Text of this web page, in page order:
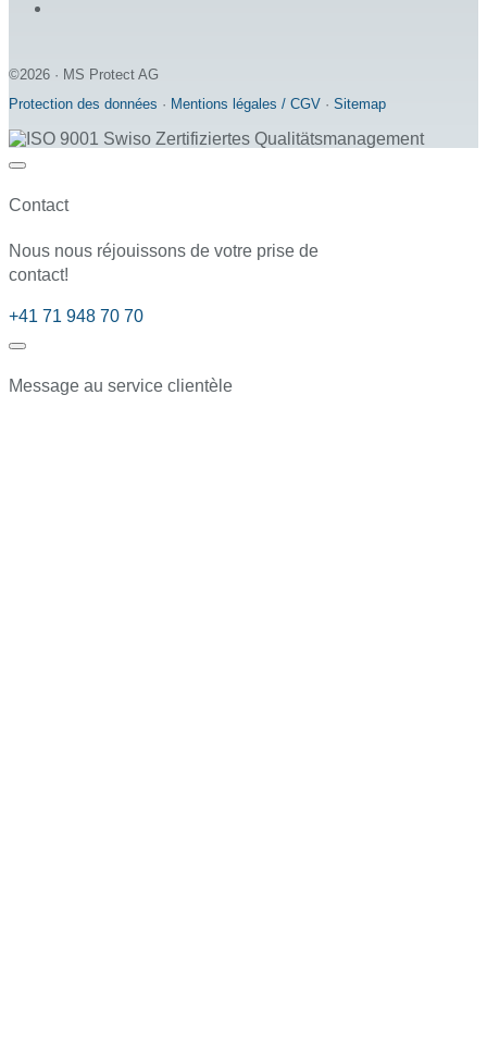
©2026 · MS Protect AG
Protection des données · Mentions légales / CGV · Sitemap
Contact
Nous nous réjouissons de votre prise de
contact!
+41 71 948 70 70
Message au service clientèle